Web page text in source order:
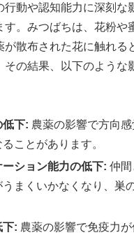
行動や認知能力に深刻な
す。みつばちは、花粉や
が散布された花に触れる
その結果、以下のような
低下: 農薬の影響で方向
ことがあります。
ーション能力の低下: 仲間
うまくいかなくなり、巣
下: 農薬の影響で免疫力